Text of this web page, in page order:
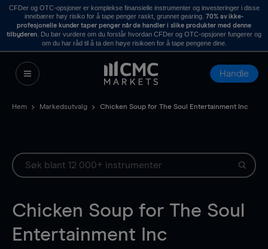
CFDer og OTC-opsjoner er komplekse finansielle instrumenter og investeringer i disse
innebærer høy risiko for å tape penger raskt, grunnet gearing. 70% av ikke-
profesjonelle kunder taper penger når de handler i slike produkter med denne
tilbyderen . Du bør vurdere om du forstår hvordan CFDer og OTC-opsjoner fungerer og
om du har råd til å ta den høye risikoen for å tape pengene dine.
Handle
Hem Markedsutvalg Chicken Soup for The Soul Entertainment Inc
Chicken Soup for The Soul
Entertainment Inc